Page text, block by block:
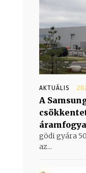
AKTUÁLIS
A
gödi gyára
az...